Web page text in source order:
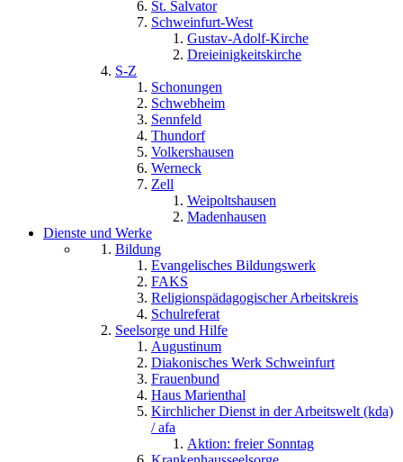
St. Salvator
Schweinfurt-West
Gustav-Adolf-Kirche
Dreieinigkeitskirche
S-Z
Schonungen
Schwebheim
Sennfeld
Thundorf
Volkershausen
Werneck
Zell
Weipoltshausen
Madenhausen
Dienste und Werke
Bildung
Evangelisches Bildungswerk
FAKS
Religionspädagogischer Arbeitskreis
Schulreferat
Seelsorge und Hilfe
Augustinum
Diakonisches Werk Schweinfurt
Frauenbund
Haus Marienthal
Kirchlicher Dienst in der Arbeitswelt (kda)
/ afa
Aktion: freier Sonntag